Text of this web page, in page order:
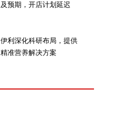
及预期，开店计划延迟
伊利深化科研布局，提供
精准营养解决方案